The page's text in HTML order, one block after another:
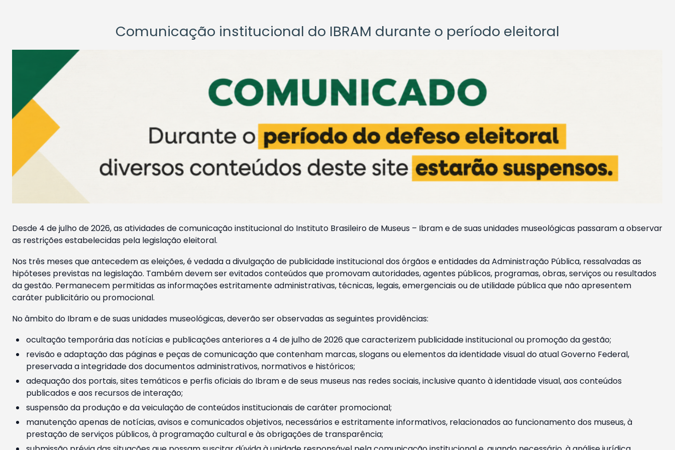
Comunicação institucional do IBRAM durante o período eleitoral
Desde 4 de julho de 2026, as atividades de comunicação institucional do Instituto Brasileiro de Museus – Ibram e de suas unidades museológicas passaram a observar
as restrições estabelecidas pela legislação eleitoral.
Nos três meses que antecedem as eleições, é vedada a divulgação de publicidade institucional dos órgãos e entidades da Administração Pública, ressalvadas as
hipóteses previstas na legislação. Também devem ser evitados conteúdos que promovam autoridades, agentes públicos, programas, obras, serviços ou resultados
da gestão. Permanecem permitidas as informações estritamente administrativas, técnicas, legais, emergenciais ou de utilidade pública que não apresentem
caráter publicitário ou promocional.
No âmbito do Ibram e de suas unidades museológicas, deverão ser observadas as seguintes providências:
ocultação temporária das notícias e publicações anteriores a 4 de julho de 2026 que caracterizem publicidade institucional ou promoção da gestão;
revisão e adaptação das páginas e peças de comunicação que contenham marcas, slogans ou elementos da identidade visual do atual Governo Federal,
preservada a integridade dos documentos administrativos, normativos e históricos;
adequação dos portais, sites temáticos e perfis oficiais do Ibram e de seus museus nas redes sociais, inclusive quanto à identidade visual, aos conteúdos
publicados e aos recursos de interação;
suspensão da produção e da veiculação de conteúdos institucionais de caráter promocional;
manutenção apenas de notícias, avisos e comunicados objetivos, necessários e estritamente informativos, relacionados ao funcionamento dos museus, à
prestação de serviços públicos, à programação cultural e às obrigações de transparência;